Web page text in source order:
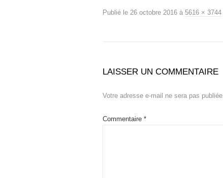
Publié le 26 octobre 2016 à 5616 × 3744
LAISSER UN COMMENTAIRE
Votre adresse e-mail ne sera pas publiée.
Commentaire *